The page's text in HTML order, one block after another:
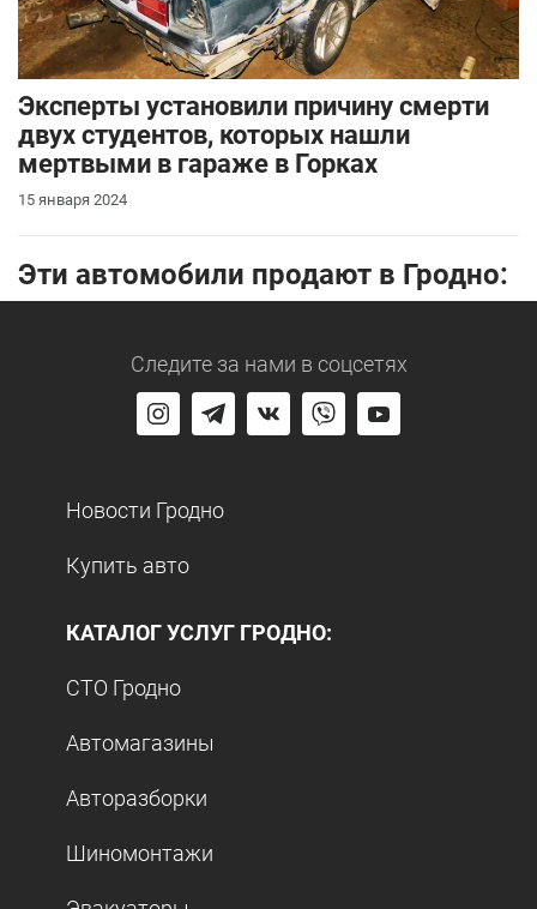
Эксперты установили причину смерти
двух студентов, которых нашли
мертвыми в гараже в Горках
15 января 2024
Эти автомобили продают в Гродно:
Следите за нами в соцсетях
Новости Гродно
Купить авто
КАТАЛОГ УСЛУГ ГРОДНО:
СТО Гродно
Автомагазины
Авторазборки
Шиномонтажи